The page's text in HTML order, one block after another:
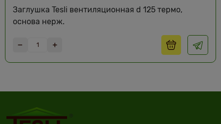
Заглушка Tesli вентиляционная d 125 термо,
основа нерж.